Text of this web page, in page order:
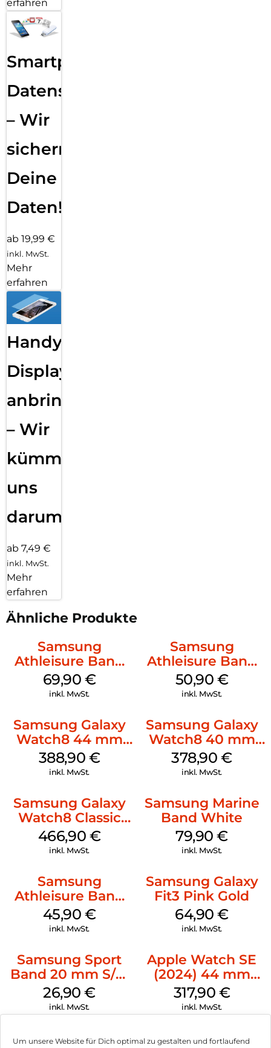
Um unsere Website für Dich optimal zu gestalten und fortlaufend
erfahren
Smartphone
Datensicherung
– Wir
sichern
Deine
Daten!
ab 19,99 €
inkl. MwSt.
Mehr
erfahren
Handy
Displayfolie
anbringen
– Wir
kümmern
uns
darum!
ab 7,49 €
inkl. MwSt.
Mehr
erfahren
Ähnliche Produkte
Samsung
Athleisure Band
(S/M) Galaxy
Watch8/Watch8
69,90 €
inkl. MwSt.
Samsung
Athleisure Band
(M/L) Galaxy
Watch8/Watch8
50,90 €
inkl. MwSt.
Samsung Galaxy
Watch8 44 mm
Graphite
388,90 €
inkl. MwSt.
Samsung Galaxy
Watch8 40 mm
Graphite
378,90€
inkl. MwSt.
Samsung Galaxy
Watch8 Classic
White
466,90 €
inkl. MwSt.
Samsung Marine
Band White
79,90€
inkl. MwSt.
Samsung
Athleisure Band
S/M Galaxy
Watch7 Cream
45,90 €
inkl. MwSt.
Samsung Galaxy
Fit3 Pink Gold
64,90€
inkl. MwSt.
Samsung Sport
Band 20 mm S/M
Galaxy Watch4
Serie Graphite
26,90€
inkl. MwSt.
Apple Watch SE
(2024) 44 mm
GPS + Cellular
(Sportarmband
Mitternacht M/L)
317,90 €
inkl. MwSt.